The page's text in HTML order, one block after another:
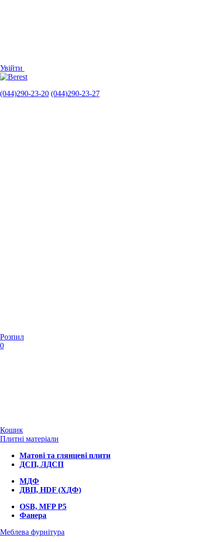
Увійти
(044)290-23-20 (044)290-23-27
Розпил
0
Кошик
Плитні матеріали
Матові та глянцеві плити
ДСП, ЛДСП
МДФ
ДВП, HDF (ХДФ)
OSB, MFP P5
Фанера
Меблева фурнітура